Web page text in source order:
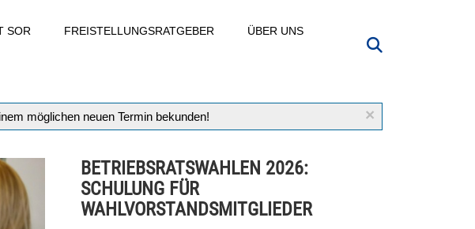
SOR FREISTELLUNGSRATGEBER ÜBER UNS
×
möglichen neuen Termin bekunden!
BETRIEBSRATSWAHLEN 2026:
SCHULUNG FÜR
WAHLVORSTANDSMITGLIEDER